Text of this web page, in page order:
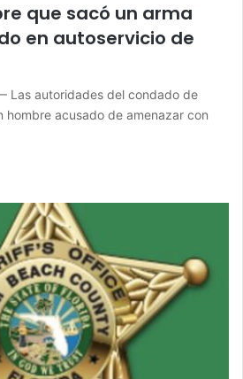
que sacó un arma
en autoservicio de
Las autoridades del condado de
hombre acusado de amenazar con